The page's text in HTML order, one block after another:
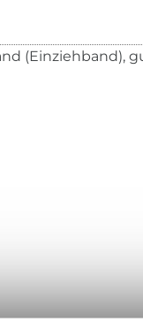
(Einziehband),